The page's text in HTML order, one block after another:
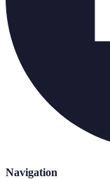
Navigation